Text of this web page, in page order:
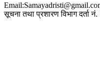
सूचना तथा प्रशारण विभाग दर्ता